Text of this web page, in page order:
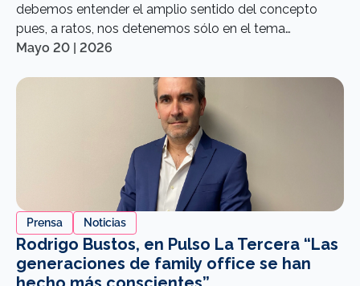
debemos entender el amplio sentido del concepto
pues, a ratos, nos detenemos sólo en el tema
medioambiental y el respeto por el cuidado de éste.
Mayo 20 | 2026
Prensa Noticias
Rodrigo Bustos, en Pulso La Tercera “Las
generaciones de family office se han